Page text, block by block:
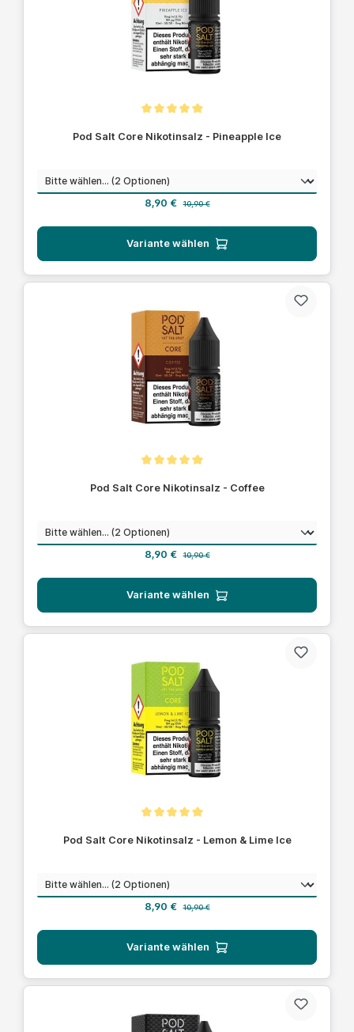
Pod Salt Core Nikotinsalz - Pineapple Ice
Nikotinstärkeauswählen
Verkaufspreis:
8,90 € 10,90 €
Variante wählen
Pod Salt Core Nikotinsalz - Coffee
Nikotinstärkeauswählen
Verkaufspreis:
8,90 € Regulärer Preis:
10,90 €
Variante wählen
Pod Salt Core Nikotinsalz - Lemon & Lime Ice
Nikotinstärkeauswählen
Verkaufspreis:
8,90 € 10,90 €
Variante wählen